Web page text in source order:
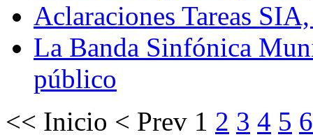
Aclaraciones Tareas
La Banda Sinfónica
público
<< Inicio < Prev 1 2 3 4 5 6